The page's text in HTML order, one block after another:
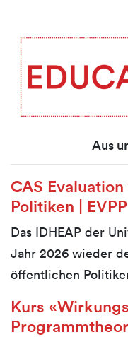
Aus
CAS
Politiken | EVPP
Das IDHEAP der
Jahr 2026 wieder
öffentlichen
Kurs